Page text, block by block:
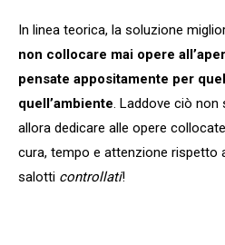
In linea teorica, la soluzione
non collocare mai opere
pensate appositamente per
quell’ambiente. Laddove ciò non
allora dedicare alle opere
cura, tempo e attenzione rispetto
salotti controllati!